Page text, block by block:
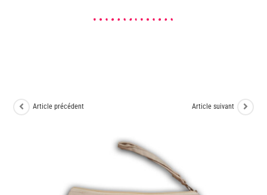
Article précédent Article suivant